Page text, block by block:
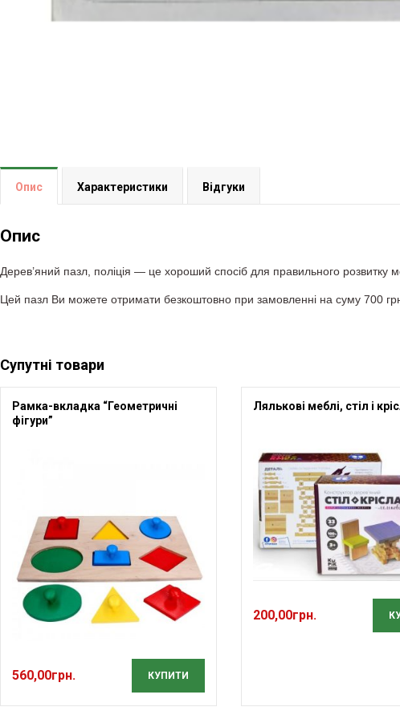
Опис Характеристики Відгуки
Опис
Дерев’яний пазл, поліція — це хороший спосіб для правильного розвитку
Цей пазл Ви можете отримати безкоштовно при замовленні на суму 700
Супутні товари
Рамка-вкладка “Геометричні
фігури”
560,00грн. КУПИТИ
Лялькові меблі, стіл і
200,00грн.